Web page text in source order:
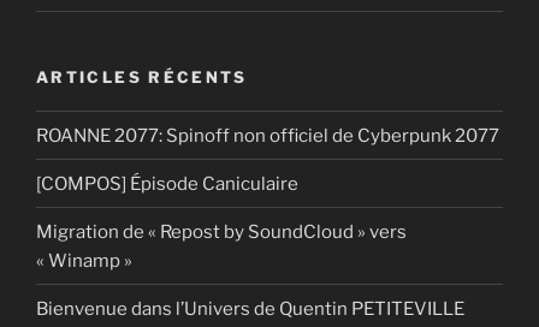
ARTICLES RÉCENTS
ROANNE 2077: Spinoff non officiel de Cyberpunk 2077
[COMPOS] Épisode Caniculaire
Migration de « Repost by SoundCloud » vers
« Winamp »
Bienvenue dans l’Univers de Quentin PETITEVILLE